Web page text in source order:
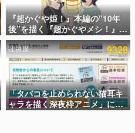
！ ページビュー数万以上！ などな
れた、電ファミ渾身の“殿堂入り”記
『超かぐや姫！』本編の“10年
後”を描く『超かぐやメシ！』
Web連載決定。新たなWebマン
ガレーベル「ビビビコミック」
にて特別話が掲載スタート、あ
のお話には…まだ続きがある！
注目度 9328
「タバコを止められない猫耳キ
ャラを描く深夜枠アニメ」に視
聴者の一部から批判意見。違法